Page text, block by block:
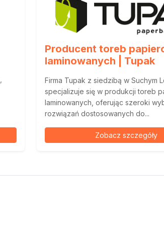
Producent toreb
laminowanych | Tupak
Firma Tupak z siedzibą w Suchym
specjalizuje się w produkcji toreb
laminowanych, oferując szeroki
rozwiązań dostosowanych do...
Zobacz szczegóły